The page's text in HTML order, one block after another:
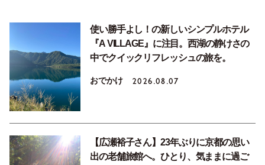
使い勝手よし！の新しいシンプルホテル
『A VILLAGE』に注目。西湖の静けさの
中でクイックリフレッシュの旅を。
おでかけ 2026.08.07
【広瀬裕子さん】23年ぶりに京都の思い
出の老舗旅館へ。ひとり、気ままに過ご